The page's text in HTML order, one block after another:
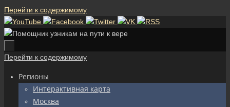
Перейти к содержимому
Перейти к содержимому
Регионы
Интерактивная карта
Москва